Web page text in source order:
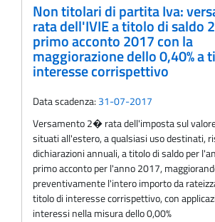
Non titolari di partita Iva:
rata dell'IVIE a titolo di saldo
primo acconto 2017 con la
maggiorazione dello 0,40% a
interesse corrispettivo
Data scadenza: 31-07-2017
Versamento 2� rata dell'imposta sul
situati all'estero, a qualsiasi uso destinati,
dichiarazioni annuali, a titolo di saldo per
primo acconto per l'anno 2017,
preventivamente l'intero importo da
titolo di interesse corrispettivo, con
interessi nella misura dello 0,00%